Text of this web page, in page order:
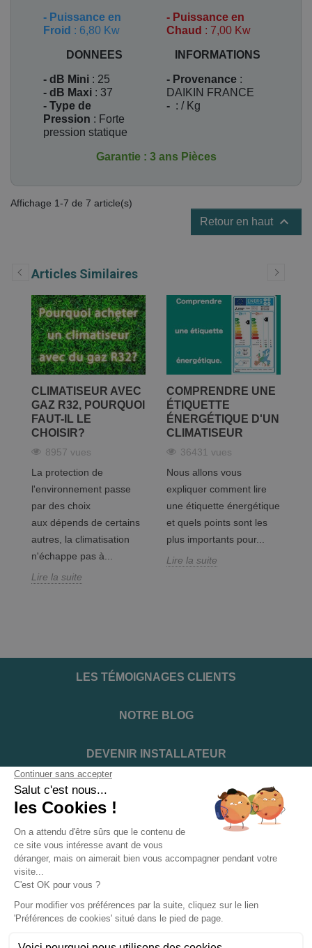
- Puissance en
Froid : 6,80 Kw
- Puissance en
Chaud : 7,00 Kw
DONNEES
- dB Mini : 25
- dB Maxi : 37
- Type de
Pression : Forte
pression statique
INFORMATIONS
- Provenance :
DAIKIN FRANCE
- : / Kg
Garantie : 3 ans Pièces
Affichage 1-7 de 7 article(s)
Retour en haut 
Articles Similaires
CLIMATISEUR AVEC
GAZ R32, POURQUOI
FAUT-IL LE
CHOISIR?
8957 vues
La protection de
l'environnement passe
par des choix
aux dépends de certains
autres, la climatisation
n'échappe pas à...
Lire la suite
COMPRENDRE UNE
ÉTIQUETTE
ÉNERGÉTIQUE D'UN
CLIMATISEUR
36431 vues
Nous allons vous
expliquer comment lire
une étiquette énergétique
et quels points sont les
plus importants pour...
Lire la suite
LES TÉMOIGNAGES CLIENTS
NOTRE BLOG
DEVENIR INSTALLATEUR
NOTRE SERVICE APRÈS VENTE
NOS PARTENAIRES OFFICIELS
INFORMATIONS ET CONDITIONS